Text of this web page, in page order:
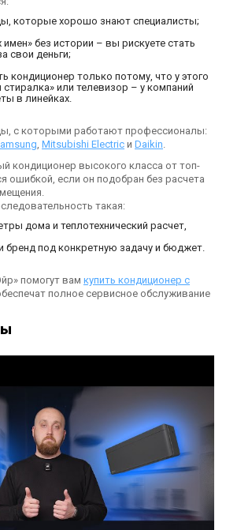
которые хорошо знают специалисты;
имен» без истории – вы рискуете стать
свои деньги;
кондиционер только потому, что у этого
или телевизор – у компаний
в линейках.
с которыми работают профессионалы:
, Mitsubishi Electric и Daikin.
кондиционер высокого класса от топ-
ошибкой, если он подобран без расчета
такая:
дома и теплотехнический расчет,
бренд под конкретную задачу и бюджет.
помогут вам купить кондиционер с
полное сервисное обслуживание